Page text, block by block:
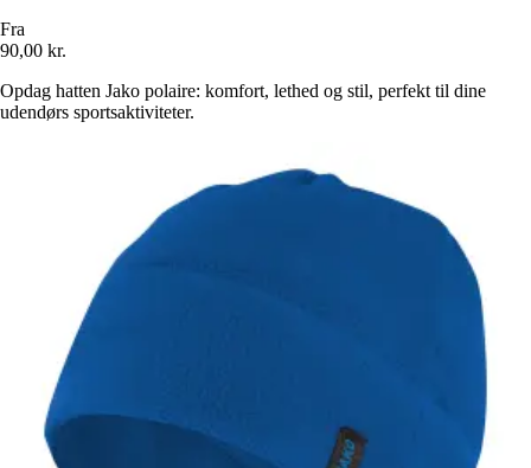
Fra
90,00 kr.
Opdag hatten Jako polaire: komfort, lethed og stil, perfekt til dine
udendørs sportsaktiviteter.